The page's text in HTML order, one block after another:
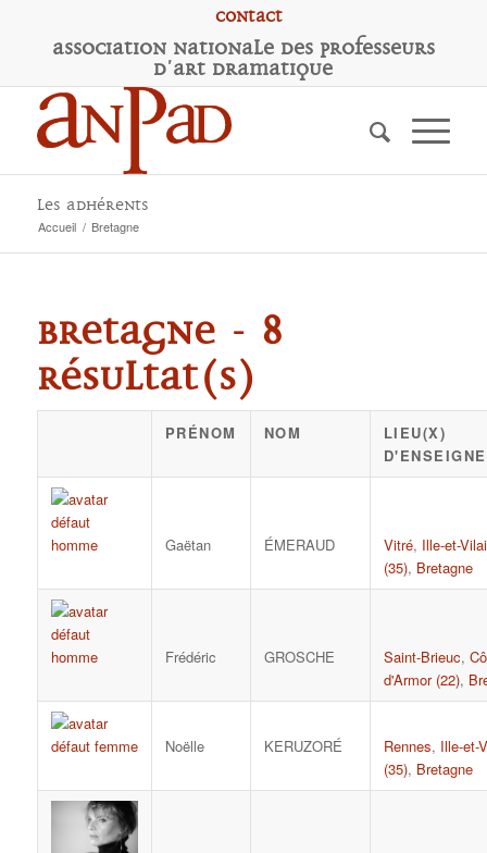
Contact
Association Nationale des Professeurs
d'Art Dramatique
Les adhérents
Accueil / Bretagne
Bretagne - 8
résultat(s)
PRÉNOM NOM
LIEU(X)
Gaëtan ÉMERAUD Vitré, Ille-et-
(35), Bretagne
Frédéric GROSCHE Saint-Brieuc,
d'Armor (22),
Noëlle KERUZORÉ Rennes, Ille-et-
(35), Bretagne